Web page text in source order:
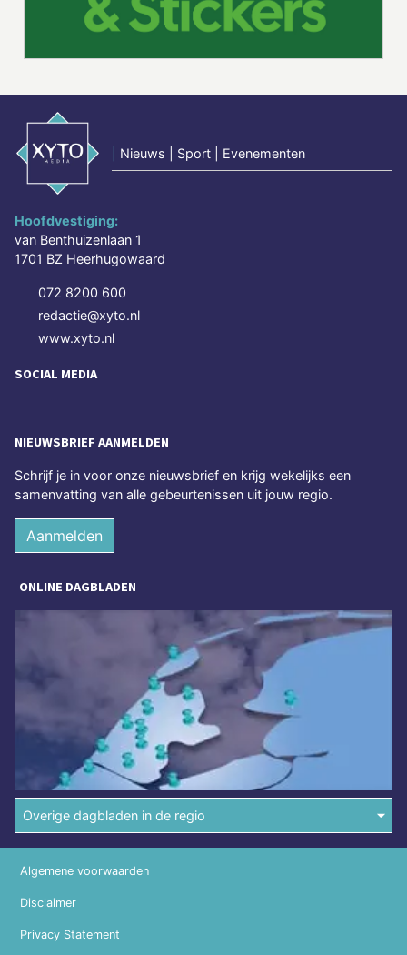
Nieuws | Sport | Evenementen
Hoofdvestiging:
van Benthuizenlaan 1
1701 BZ Heerhugowaard
072 8200 600
redactie@xyto.nl
www.xyto.nl
SOCIAL MEDIA
NIEUWSBRIEF AANMELDEN
Schrijf je in voor onze nieuwsbrief en krijg wekelijks een
samenvatting van alle gebeurtenissen uit jouw regio.
Aanmelden
ONLINE DAGBLADEN
Overige dagbladen in de regio
Algemene voorwaarden
Disclaimer
Privacy Statement